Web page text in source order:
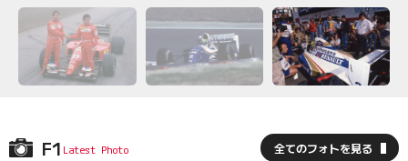
F1 全てのフォトを見る